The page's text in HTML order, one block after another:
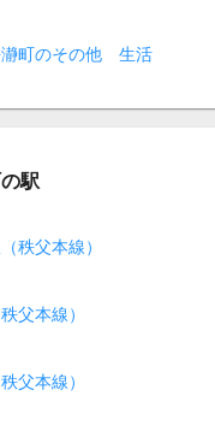
瀞町のその他 生活
駅
秩父本線）
父本線）
父本線）